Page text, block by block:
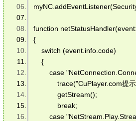
function
{
switch (event.info.code)
{
case
trace("CuPlayer.com提示
getStream();
break;
case